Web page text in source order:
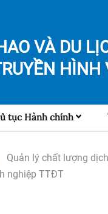
VÀ DU
HÌNH
tục Hành chính
Quản lý chất lượng
nghiệp TTĐT